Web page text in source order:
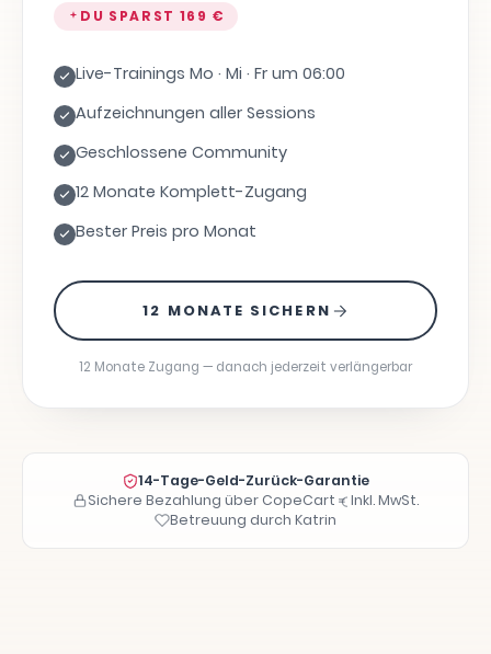
DU SPARST 169 €
Live-Trainings Mo · Mi · Fr um 06:00
Aufzeichnungen aller Sessions
Geschlossene Community
12 Monate Komplett-Zugang
Bester Preis pro Monat
12 MONATE SICHERN
12 Monate Zugang — danach jederzeit verlängerbar
14-Tage-Geld-Zurück-Garantie
Sichere Bezahlung über CopeCart
Inkl. MwSt.
Betreuung durch Katrin